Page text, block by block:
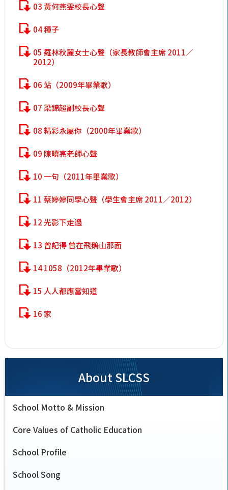
03 黃何燕雯校長心聲
04 種子
05 羅林秋麗女士心聲（家長教師會主席 2011／
2012）
06 站（2009年畢業歌）
07 梁錦超副校長心聲
08 精彩永屬你（2000年畢業歌）
09 陳曉亮老師心聲
10 一句（2011年畢業歌）
11 蔡婷婷同學心聲（學生會主席 2011／2012）
12 光影下走過
13 曾記得 曾在飛鵝山那面
14 1058（2012年畢業歌）
15 人人都應當知道
16 家
About SLCSS
School Motto & Mission
Core Values of Catholic Education
School Profile
School Song